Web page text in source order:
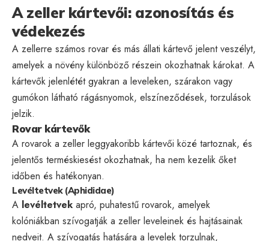
A zeller kártevői: azonosítás és
védekezés
A zellerre számos rovar és más állati kártevő jelent veszélyt,
amelyek a növény különböző részein okozhatnak károkat. A
kártevők jelenlétét gyakran a leveleken, szárakon vagy
gumókon látható rágásnyomok, elszíneződések, torzulások
jelzik.
Rovar kártevők
A rovarok a zeller leggyakoribb kártevői közé tartoznak, és
jelentős terméskiesést okozhatnak, ha nem kezelik őket
időben és hatékonyan.
Levéltetvek (Aphididae)
A levéltetvek apró, puhatestű rovarok, amelyek
kolóniákban szívogatják a zeller leveleinek és hajtásainak
nedveit. A szívogatás hatására a levelek torzulnak,